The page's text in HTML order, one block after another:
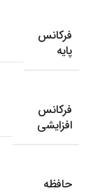
فرکانس
پایه
فرکانس
افزایشی
حافظه